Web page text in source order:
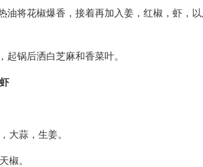
将花椒爆香，接着再加入姜，红椒，虾，以
锅后洒白芝麻和香菜叶。
蒜，生姜。
。